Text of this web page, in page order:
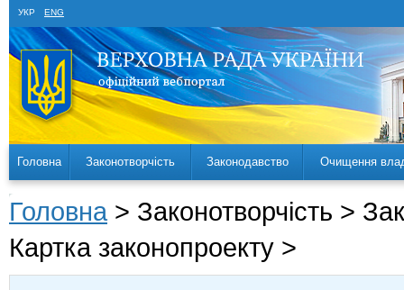
УКР ENG
Головна Законотворчість Законодавство Очищення
Головна > Законотворчість >
Картка законопроекту >